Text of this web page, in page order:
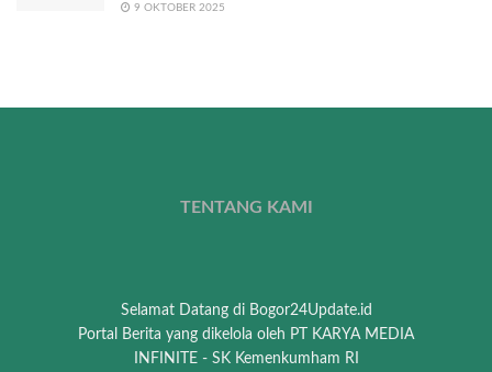
9 OKTOBER 2025
TENTANG KAMI
Selamat Datang di Bogor24Update.id
Portal Berita yang dikelola oleh PT KARYA MEDIA
INFINITE - SK Kemenkumham RI